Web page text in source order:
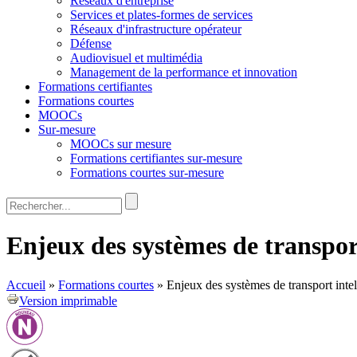
Services et plates-formes de services
Réseaux d'infrastructure opérateur
Défense
Audiovisuel et multimédia
Management de la performance et innovation
Formations certifiantes
Formations courtes
MOOCs
Sur-mesure
MOOCs sur mesure
Formations certifiantes sur-mesure
Formations courtes sur-mesure
Formulaire de recherche
Rechercher
Enjeux des systèmes de
Accueil » Formations courtes » Enjeux des systèmes de transport
Version imprimable